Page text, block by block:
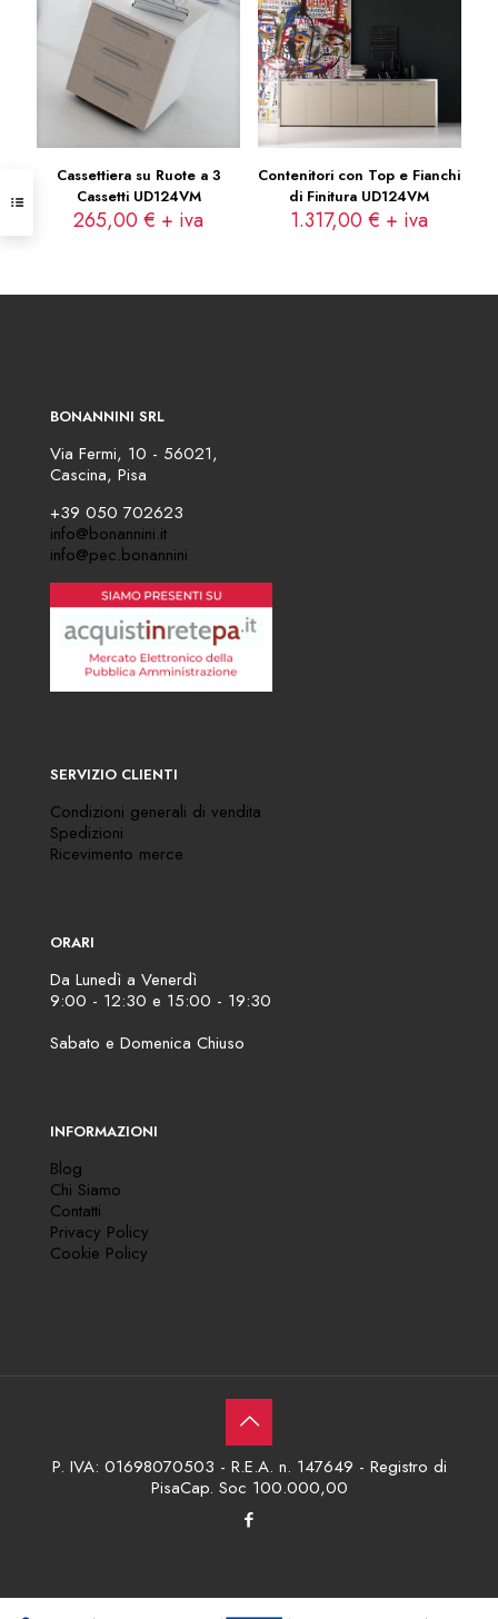
Cassettiera su Ruote a 3
Cassetti UD124VM
265,00€ + iva
Contenitori con Top e Fianchi
di Finitura UD124VM
1.317,00€ + iva
BONANNINI SRL
Via Fermi, 10 - 56021,
Cascina, Pisa
+39 050 702623
info@bonannini.it
info@pec.bonannini
SERVIZIO CLIENTI
Condizioni generali di vendita
Spedizioni
Ricevimento merce
ORARI
Da Lunedì a Venerdì
9:00 - 12:30 e 15:00 - 19:30
Sabato e Domenica Chiuso
INFORMAZIONI
Blog
Chi Siamo
Contatti
Privacy Policy
Cookie Policy
P. IVA: 01698070503 - R.E.A. n. 147649 - Registro di
PisaCap. Soc 100.000,00